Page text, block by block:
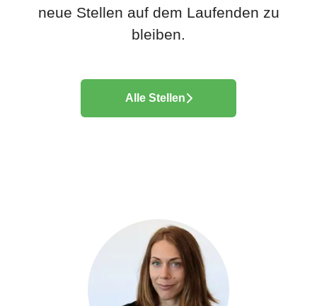
neue Stellen auf dem Laufenden zu
bleiben.
Alle Stellen